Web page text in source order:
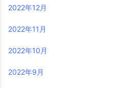
2022年12月
2022年11月
2022年10月
2022年9月